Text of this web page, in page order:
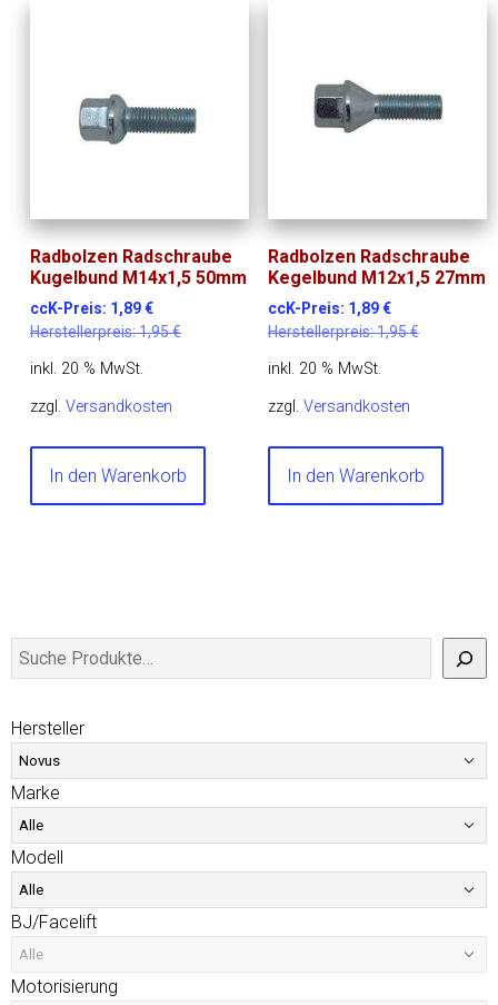
Radbolzen Radschraube
Kugelbund M14x1,5 50mm
ccK-Preis: 1,89€
Herstellerpreis:1,95€
inkl. 20 % MwSt.
zzgl.Versandkosten
In den Warenkorb
Radbolzen Radschraube
Kegelbund M12x1,5 27mm
ccK-Preis: 1,89€
Herstellerpreis:1,95€
inkl. 20 % MwSt.
zzgl. Versandkosten
In den Warenkorb
Hersteller
Marke
Modell
BJ/Facelift
Motorisierung